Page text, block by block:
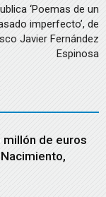
‘Poemas de un
imperfecto’, de
Javier Fernández
Espinosa
millón de euros